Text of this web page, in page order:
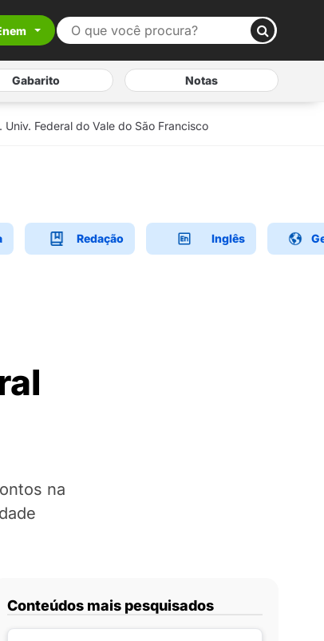
Gabarito Notas
Federal do Vale do São Francisco
Redação Inglês
na
Conteúdos mais pesquisados